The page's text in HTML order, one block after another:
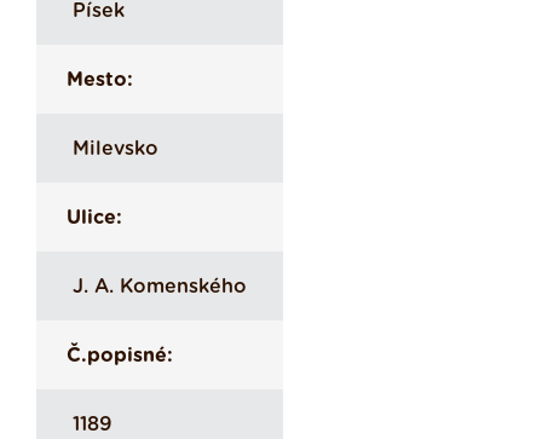
Písek
Mesto:
Milevsko
Ulice:
J. A. Komenského
Č.popisné:
1189